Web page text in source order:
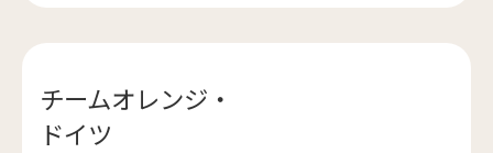
チームオレンジ・
ドイツ